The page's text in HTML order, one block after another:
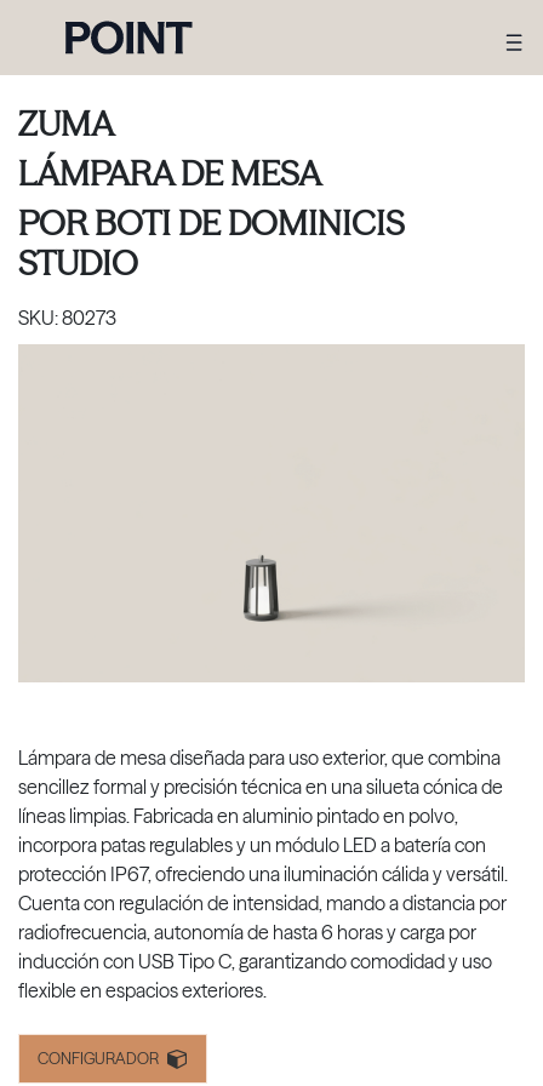
ZUMA
LÁMPARA DE MESA
PORBOTI DE DOMINICIS
STUDIO
SKU:80273
Lámpara de mesa diseñada para uso exterior, que combina
sencillez formal y precisión técnica en una silueta cónica de
líneas limpias. Fabricada en aluminio pintado en polvo,
incorpora patas regulables y un módulo LED a batería con
protección IP67, ofreciendo una iluminación cálida y versátil.
Cuenta con regulación de intensidad, mando a distancia por
radiofrecuencia, autonomía de hasta 6 horas y carga por
inducción con USB Tipo C, garantizando comodidad y uso
flexible en espacios exteriores.
CONFIGURADOR